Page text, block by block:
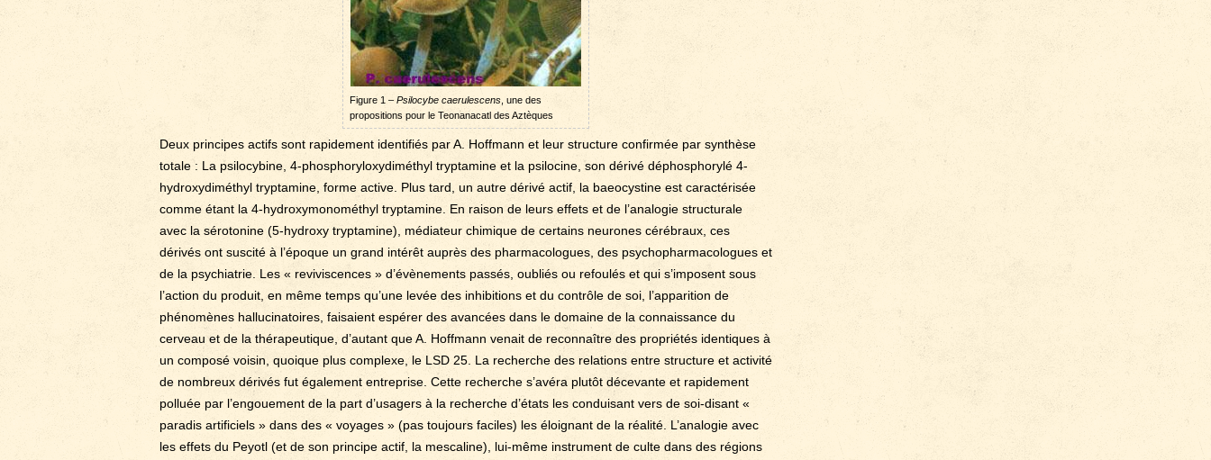
Figure 1 –Psilocybe caerulescens , une des
propositions pour le Teonanacatl des Aztèques
Deux principes actifs sont rapidement identifiés par A. Hoffmann et leur structure confirmée par synthèse
totale : La psilocybine, 4-phosphoryloxydiméthyl tryptamine et la psilocine, son dérivé déphosphorylé 4-
hydroxydiméthyl tryptamine, forme active. Plus tard, un autre dérivé actif, la baeocystine est caractérisée
comme étant la 4-hydroxymonométhyl tryptamine. En raison de leurs effets et de l’analogie structurale
avec la sérotonine (5-hydroxy tryptamine), médiateur chimique de certains neurones cérébraux, ces
dérivés ont suscité à l’époque un grand intérêt auprès des pharmacologues, des psychopharmacologues et
de la psychiatrie. Les « reviviscences » d’évènements passés, oubliés ou refoulés et qui s’imposent sous
l’action du produit, en même temps qu’une levée des inhibitions et du contrôle de soi, l’apparition de
phénomènes hallucinatoires, faisaient espérer des avancées dans le domaine de la connaissance du
cerveau et de la thérapeutique, d’autant que A. Hoffmann venait de reconnaître des propriétés identiques à
un composé voisin, quoique plus complexe, le LSD 25. La recherche des relations entre structure et activité
de nombreux dérivés fut également entreprise. Cette recherche s’avéra plutôt décevante et rapidement
polluée par l’engouement de la part d’usagers à la recherche d’états les conduisant vers de soi-disant «
paradis artificiels » dans des « voyages » (pas toujours faciles) les éloignant de la réalité. L’analogie avec
les effets du Peyotl (et de son principe actif, la mescaline), lui-même instrument de culte dans des régions